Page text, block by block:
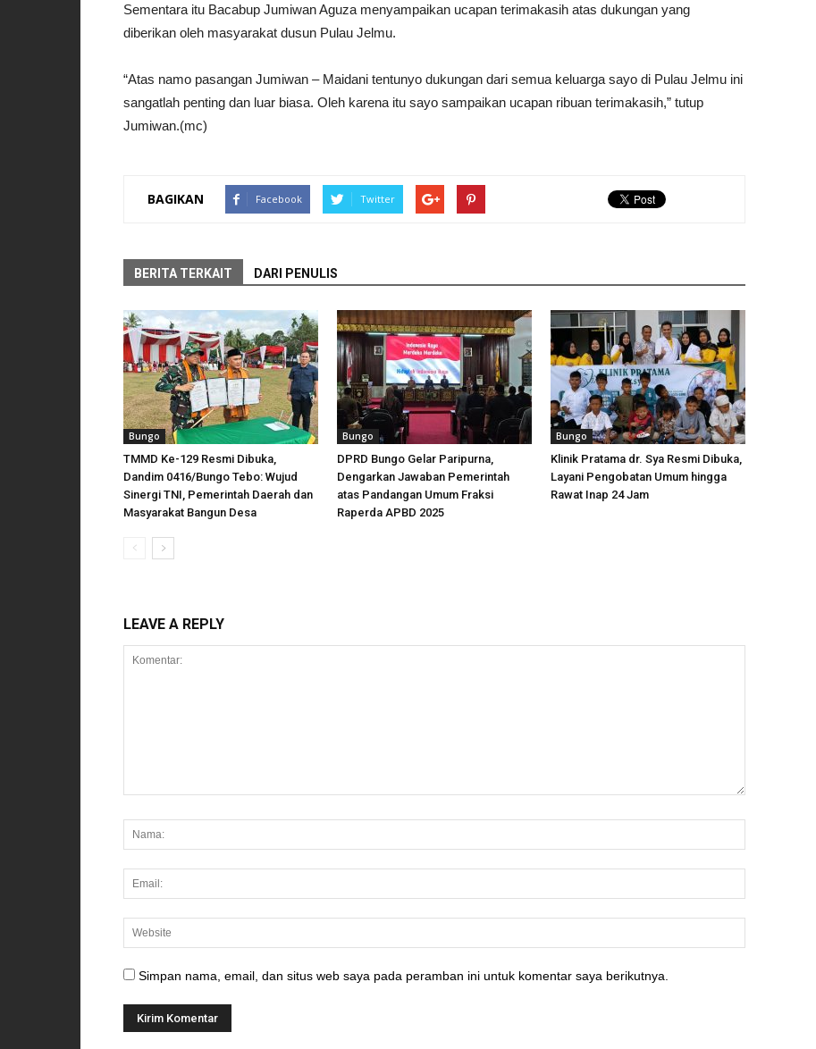
Sementara itu Bacabup Jumiwan Aguza menyampaikan ucapan terimakasih atas dukungan yang
diberikan oleh masyarakat dusun Pulau Jelmu.
“Atas namo pasangan Jumiwan – Maidani tentunyo dukungan dari semua keluarga sayo di Pulau Jelmu ini
sangatlah penting dan luar biasa. Oleh karena itu sayo sampaikan ucapan ribuan terimakasih,” tutup
Jumiwan.(mc)
BAGIKAN Facebook Twitter
BERITA TERKAIT DARI PENULIS
Bungo
TMMD Ke-129 Resmi Dibuka,
Dandim 0416/Bungo Tebo: Wujud
Sinergi TNI, Pemerintah Daerah dan
Masyarakat Bangun Desa
Bungo
DPRD Bungo Gelar Paripurna,
Dengarkan Jawaban Pemerintah
atas Pandangan Umum Fraksi
Raperda APBD 2025
Bungo
Klinik Pratama dr. Sya Resmi Dibuka,
Layani Pengobatan Umum hingga
Rawat Inap 24 Jam
LEAVE A REPLY
Simpan nama, email, dan situs web saya pada peramban ini untuk komentar saya berikutnya.